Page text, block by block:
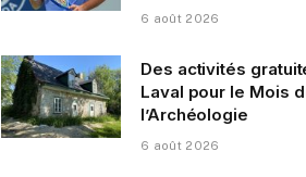
6 août 2026
Des activités
Laval pour le Mois
l’Archéologie
6 août 2026